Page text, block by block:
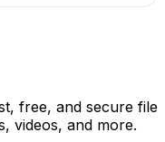
free, and secure file
videos, and more.